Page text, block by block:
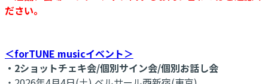
ださい。
＜forTUNE musicイベント＞
・2ショットチェキ会/個別サイン会/個別お話し会